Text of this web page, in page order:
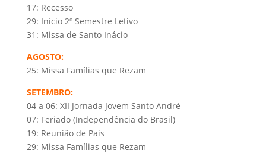
17: Recesso
29: Início 2º Semestre Letivo
31: Missa de Santo Inácio
AGOSTO:
25: Missa Famílias que Rezam
SETEMBRO:
04 a 06: XII Jornada Jovem Santo André
07: Feriado (Independência do Brasil)
19: Reunião de Pais
29: Missa Famílias que Rezam